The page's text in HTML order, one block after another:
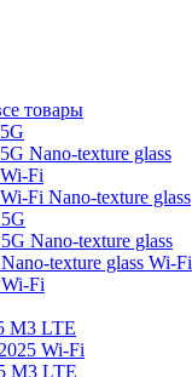
товары
Nano-texture glass
Fi
Fi Nano-texture glass
Nano-texture glass
texture glass Wi-Fi
Fi
M3 LTE
Wi-Fi
M3 LTE